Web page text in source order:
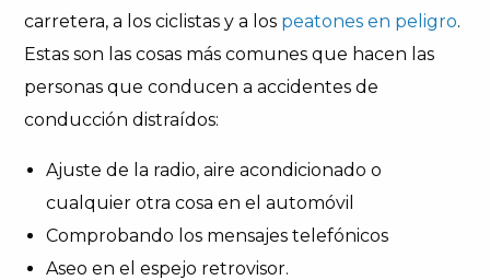
carretera, a los ciclistas y a los peatones en peligro.
Estas son las cosas más comunes que hacen las
personas que conducen a accidentes de
conducción distraídos:
Ajuste de la radio, aire acondicionado o
cualquier otra cosa en el automóvil
Comprobando los mensajes telefónicos
Aseo en el espejo retrovisor.